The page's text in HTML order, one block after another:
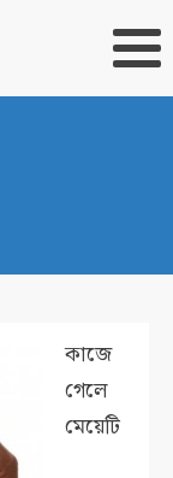
কাজে
গেলে
মেয়েটি